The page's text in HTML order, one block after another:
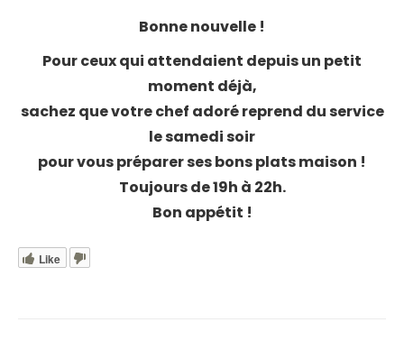
Bonne nouvelle !
Pour ceux qui attendaient depuis un petit
moment déjà,
sachez que votre chef adoré reprend du service
le samedi soir
pour vous préparer ses bons plats maison !
Toujours de 19h à 22h.
Bon appétit !
Like